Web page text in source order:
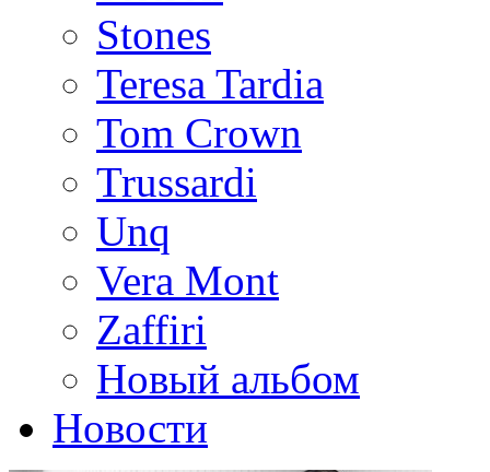
Stones
Teresa Tardia
Tom Crown
Trussardi
Unq
Vera Mont
Zaffiri
Новый альбом
Новости